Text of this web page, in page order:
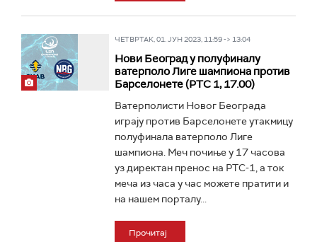
ЧЕТВРТАК, 01. ЈУН 2023, 11:59 -> 13:04
Нови Београд у полуфиналу
ватерполо Лиге шампиона против
Барселонете (РТС 1, 17.00)
Ватерполисти Новог Београда
играју против Барселонете утакмицу
полуфинала ватерполо Лиге
шампиона. Меч почиње у 17 часова
уз директан пренос на РТС-1, а ток
меча из часа у час можете пратити и
на нашем порталу...
Прочитај